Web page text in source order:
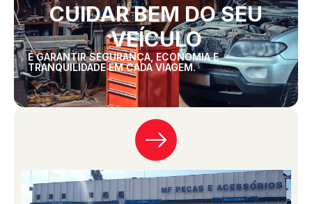
CUIDAR BEM DO SEU
VEÍCULO
É GARANTIR SEGURANÇA, ECONOMIA E
TRANQUILIDADE EM CADA VIAGEM.